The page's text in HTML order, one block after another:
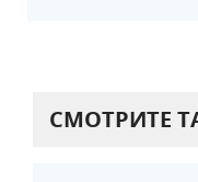
СМОТРИТЕ